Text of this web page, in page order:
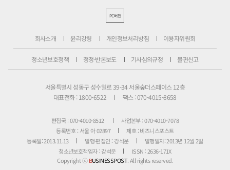
PC버전
회사소개 윤리강령 개인정보처리방침 이용자위원회
청소년보호정책 정정·반론보도 기사심의규정 불편신고
서울특별시 성동구 성수일로 39-34 서울숲더스페이스 12층
대표전화 : 1800-6522
팩스 : 070-4015-8658
편집국 : 070-4010-8512
사업본부 : 070-4010-7078
등록번호 : 서울 아 02897
제호 : 비즈니스포스트
등록일: 2013.11.13
발행·편집인 : 강석운
발행일자: 2013년 12월 2일
청소년보호책임자 : 강석운
ISSN : 2636-171X
Copyright ⓒBUSINESSPOST. All rights reserved.